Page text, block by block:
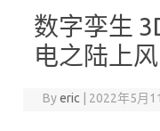
数字孪生
电之陆上
Byeric 2022年5月